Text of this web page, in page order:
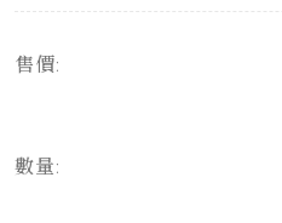
售價:
數量: